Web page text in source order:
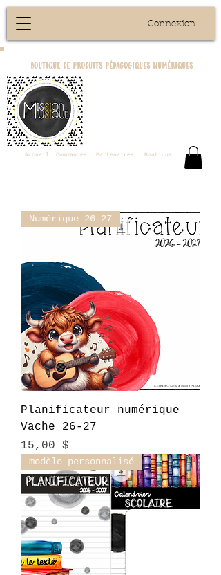
Connexion
boutique de produits pédagogiques numériques
Accueil Commandes Partenaires Boutique
Numérique 26-27
Planificateur numérique
Vache 26-27
Prix
15,00 $
modèle personnalisé